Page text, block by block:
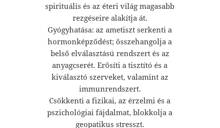
spirituális és az éteri világ magasabb
rezgéseire alakítja át.
Gyógyhatása: az ametiszt serkenti a
hormonképződést; összehangolja a
belső elválasztású rendszert és az
anyagcserét. Erősíti a tisztító és a
kiválasztó szerveket, valamint az
immunrendszert.
Csökkenti a fizikai, az érzelmi és a
pszichológiai fájdalmat, blokkolja a
geopatikus stresszt.